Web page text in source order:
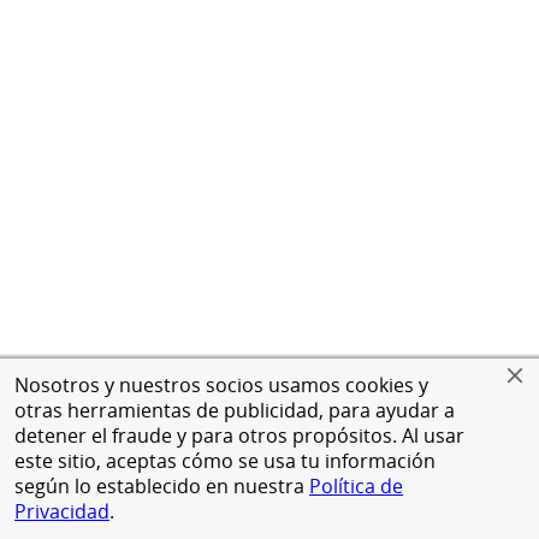
Nosotros y nuestros socios usamos cookies y
otras herramientas de publicidad, para ayudar a
detener el fraude y para otros propósitos. Al usar
este sitio, aceptas cómo se usa tu información
según lo establecido en nuestra Política de
Privacidad.